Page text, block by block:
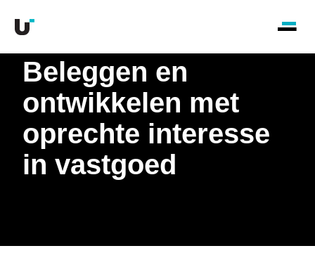
Beleggen en
ontwikkelen met
oprechte interesse
in vastgoed